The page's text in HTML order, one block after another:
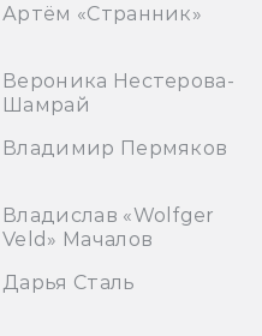
Артём «Странник»
Вероника Нестерова-
Шамрай
Владимир Пермяков
Владислав «Wolfger
Veld» Мачалов
Дарья Сталь